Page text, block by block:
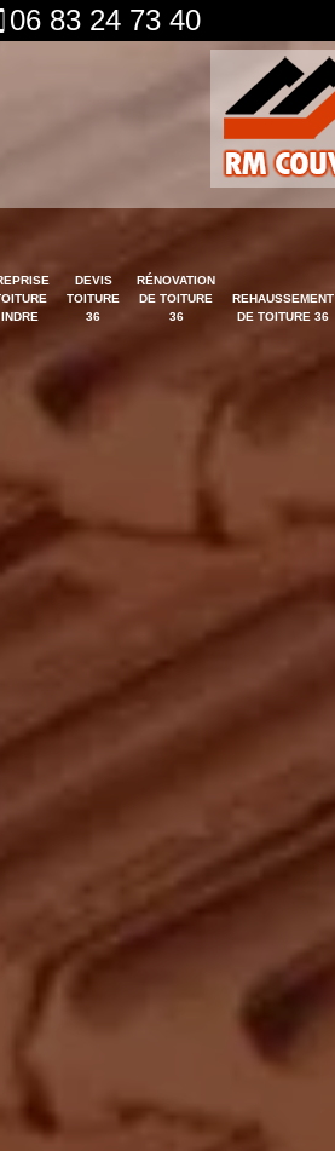
06 83 24 73 40
DEVIS
TOITURE
36
RÉNOVATION
DE TOITURE
36
REHAUSSEMENT
DE TOITURE 36